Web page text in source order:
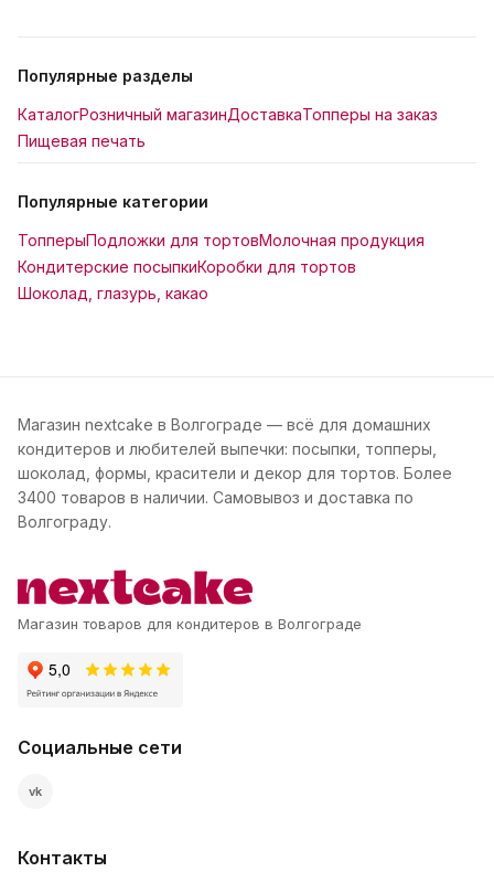
Популярные разделы
КаталогРозничный магазинДоставкаТопперы на заказ
Пищевая печать
Популярные категории
ТопперыПодложки для тортовМолочная продукция
Кондитерские посыпкиКоробки для тортов
Шоколад, глазурь, какао
Магазин nextcake в Волгограде — всё для домашних
кондитеров и любителей выпечки: посыпки, топперы,
шоколад, формы, красители и декор для тортов. Более
3400 товаров в наличии. Самовывоз и доставка по
Волгограду.
Магазин товаров для кондитеров в Волгограде
Социальные сети
vk
Контакты